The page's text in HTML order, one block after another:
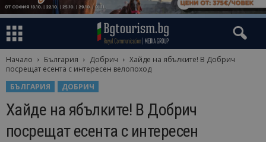
Начало България Добрич
Хайде на ябълките! В Добрич
посрещат есента с интересен велопоход
БЪЛГАРИЯ
ДОБРИЧ
Хайде на ябълките! В Добрич
посрещат есента с интересен